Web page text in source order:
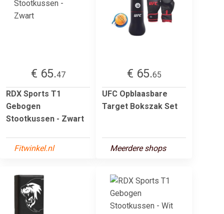
€ 65.47
RDX Sports T1
Gebogen
Stootkussen - Zwart
Fitwinkel.nl
€ 65.65
UFC Opblaasbare
Target Bokszak Set
Meerdere shops